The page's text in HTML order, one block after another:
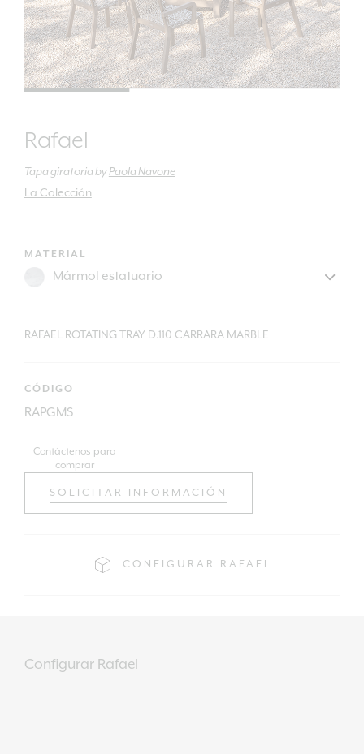
Rafael
Tapa giratoriabyPaola Navone
La Colección
MATERIAL
RAFAEL ROTATING TRAY D.110 CARRARA MARBLE
CÓDIGO
RAPGMS
Contáctenos para
comprar
SOLICITAR INFORMACIÓN
CONFIGURAR RAFAEL
Configurar Rafael